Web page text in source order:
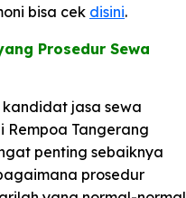
bisa cek disini.
Prosedur Sewa
jasa sewa
Rempoa Tangerang
penting sebaiknya
prosedur